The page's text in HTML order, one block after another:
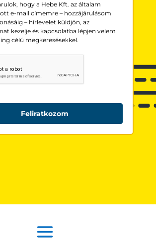
hogy a Hebe Kft. az általam
e-mail címemre – hozzájárulásom
– hírlevelet küldjön, az
kezelje és kapcsolatba lépjen velem
célú megkeresésekkel.
Feliratkozom